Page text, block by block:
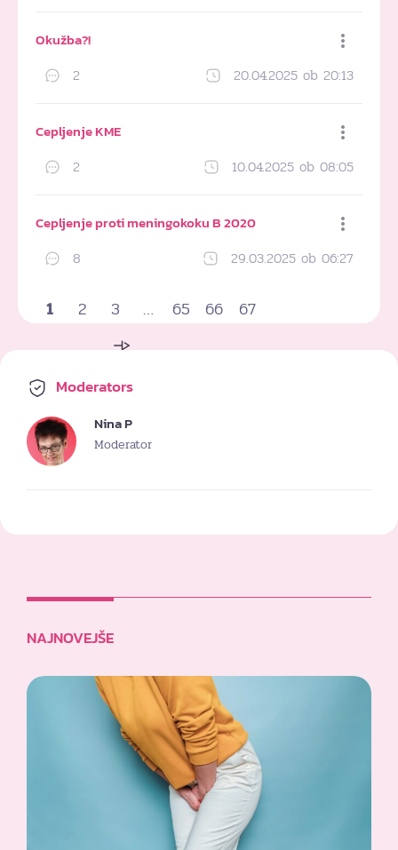
Okužba?!
2 20.04.2025 ob 20:13
Cepljenje KME
2 10.04.2025 ob 08:05
Cepljenje proti meningokoku B 2020
8 29.03.2025 ob 06:27
1 2 3 … 65 66 67
Moderators
Nina P
Moderator
NAJNOVEJŠE